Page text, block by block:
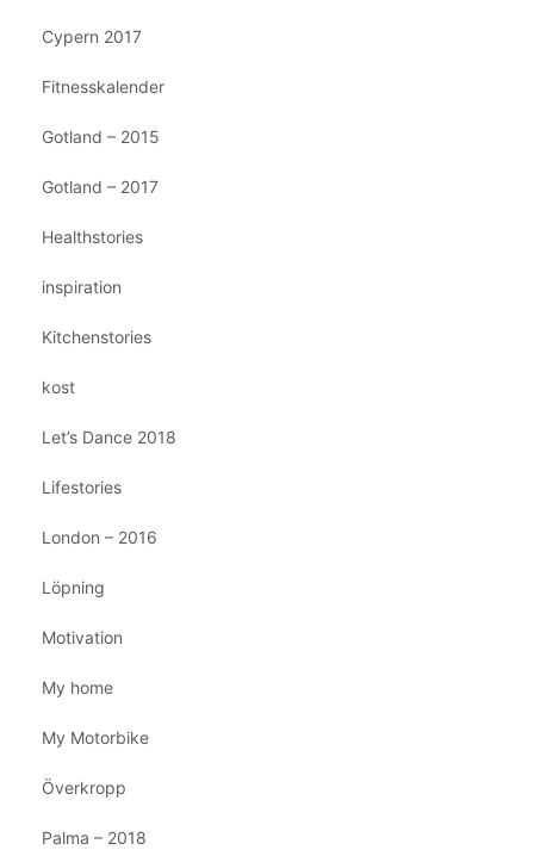
Cypern 2017
Fitnesskalender
Gotland – 2015
Gotland – 2017
Healthstories
inspiration
Kitchenstories
kost
Let’s Dance 2018
Lifestories
London – 2016
Löpning
Motivation
My home
My Motorbike
Överkropp
Palma – 2018